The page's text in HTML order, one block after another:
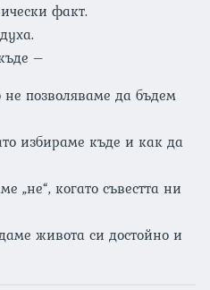
факт.
–
не позволяваме да бъдем
избираме къде и как да
„не“, когато съвестта ни
живота си достойно и